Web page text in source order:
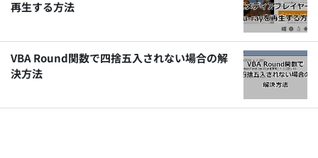
再生する方法
VBA Round関数で四捨五入されない場合の解
決方法